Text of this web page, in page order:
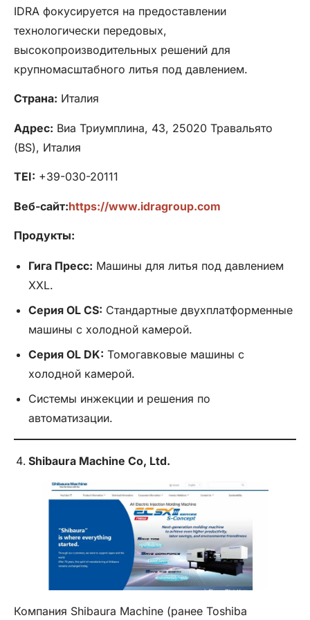
IDRA фокусируется на предоставлении
технологически передовых,
высокопроизводительных решений для
крупномасштабного литья под давлением.
Страна: Италия
Адрес: Виа Триумплина, 43, 25020 Травальято
(BS), Италия
TEI: +39-030-20111
Веб-сайт:https://www.idragroup.com
Продукты:
Гига Пресс: Машины для литья под давлением
XXL.
Серия OL CS: Стандартные двухплатформенные
машины с холодной камерой.
Серия OL DK: Томогавковые машины с
холодной камерой.
Системы инжекции и решения по
автоматизации.
Shibaura Machine Co, Ltd.
Компания Shibaura Machine (ранее Toshiba